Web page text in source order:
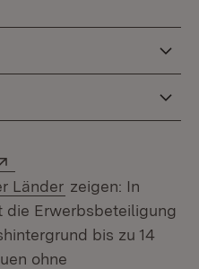
Länder (Öffnet in neuem
zeigen: In
Erwerbsbeteiligung
bis zu 14
ohne